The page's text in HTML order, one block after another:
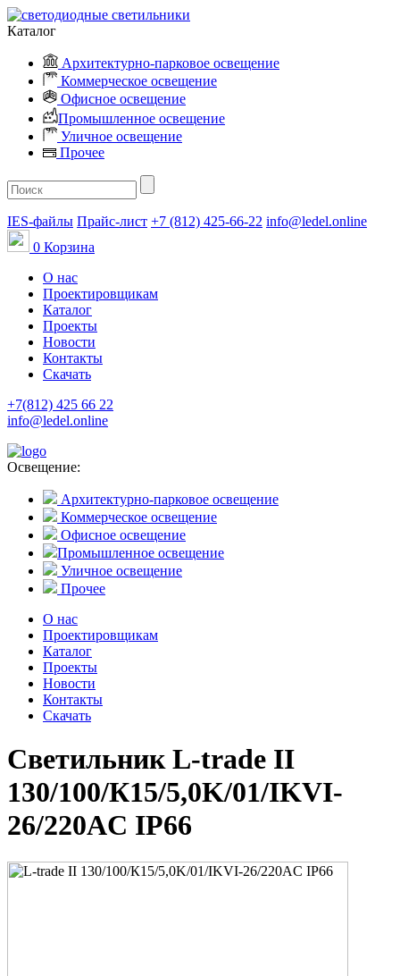
Каталог
Архитектурно-парковое освещение
Коммерческое освещение
Офисное освещение
Промышленное освещение
Уличное освещение
Прочее
IES-файлы Прайс-лист +7 (812) 425-66-22 info@ledel.online
0 Корзина
О нас
Проектировщикам
Каталог
Проекты
Новости
Контакты
Скачать
+7(812) 425 66 22
info@ledel.online
Освещение:
Архитектурно-парковое освещение
Коммерческое освещение
Офисное освещение
Промышленное освещение
Уличное освещение
Прочее
О нас
Проектировщикам
Каталог
Проекты
Новости
Контакты
Скачать
Светильник L-trade II
130/100/К15/5,0K/01/IKVI-
26/220AC IP66